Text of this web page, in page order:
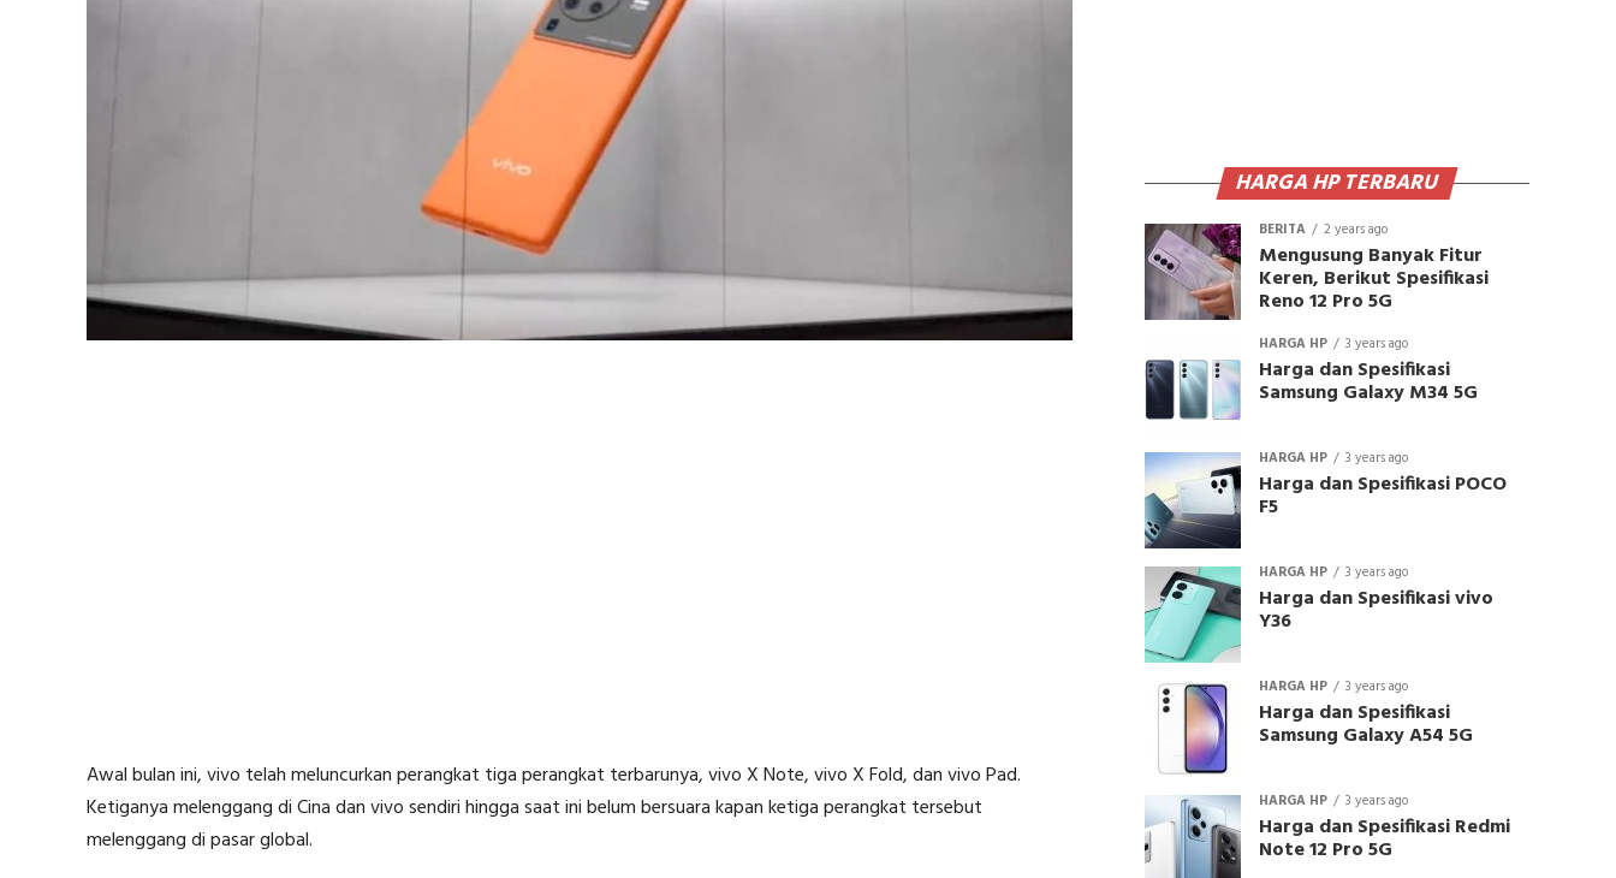
Awal bulan ini, vivo telah meluncurkan perangkat tiga perangkat terbarunya, vivo X Note, vivo X Fold, dan vivo Pad.
Ketiganya melenggang di Cina dan vivo sendiri hingga saat ini belum bersuara kapan ketiga perangkat tersebut
melenggang di pasar global.
HARGA HP TERBARU
BERITA 2 years ago
Mengusung Banyak Fitur
Keren, Berikut Spesifikasi
Reno 12 Pro 5G
HARGA HP 3 years ago
Harga dan Spesifikasi
Samsung Galaxy M34 5G
HARGA HP 3 years ago
Harga dan Spesifikasi POCO
F5
HARGA HP 3 years ago
Harga dan Spesifikasi vivo
Y36
HARGA HP 3 years ago
Harga dan Spesifikasi
Samsung Galaxy A54 5G
HARGA HP 3 years ago
Harga dan Spesifikasi Redmi
Note 12 Pro 5G